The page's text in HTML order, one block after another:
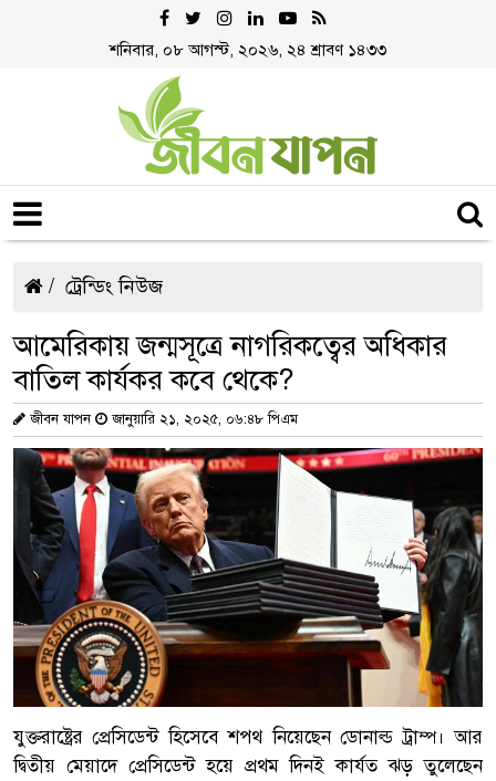
শনিবার, ০৮ আগস্ট, ২০২৬, ২৪ শ্রাবণ ১৪৩৩
ট্রেন্ডিং নিউজ
আমেরিকায় জন্মসূত্রে নাগরিকত্বের অধিকার
বাতিল কার্যকর কবে থেকে?
জীবন যাপন জানুয়ারি ২১, ২০২৫, ০৬:৪৮ পিএম
যুক্তরাষ্ট্রের প্রেসিডেন্ট হিসেবে শপথ নিয়েছেন ডোনাল্ড ট্রাম্প। আর
দ্বিতীয় মেয়াদে প্রেসিডেন্ট হয়ে প্রথম দিনই কার্যত ঝড় তুলেছেন